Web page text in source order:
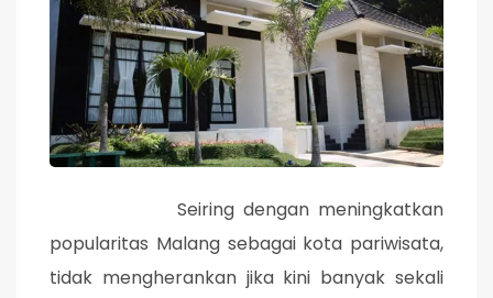
Seiring dengan meningkatkan
popularitas Malang sebagai kota pariwisata,
tidak mengherankan jika kini banyak sekali